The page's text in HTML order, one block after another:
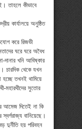
তাহলে কীভাবে
কার্যালয়ে অনুষ্ঠিত
করে রিজভী
ঘরে ঘরে অবৈধ
দানার খনি আবিষ্কার
চারদিক থেকে যখন
হচ্ছে তখনই থামিয়ে
মহারথীদের সুতোর
আমেজ দিতেই না কি
বানিয়েছে।
দুর্নীতি হয় পরিবহন